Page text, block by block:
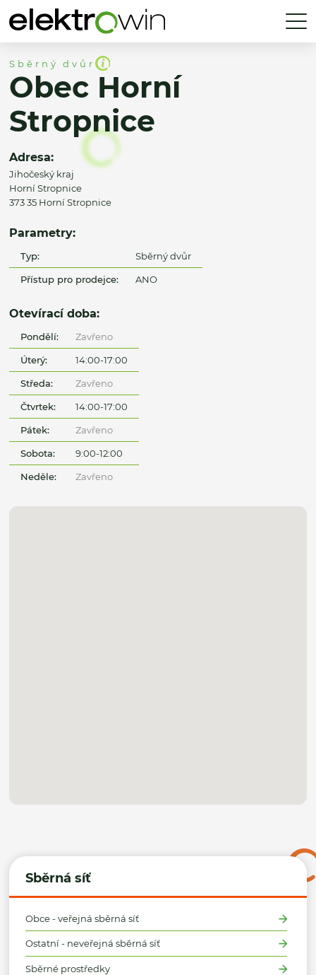
Sběrná síť
Obce - veřejná sběrná síť
Ostatní - neveřejná sběrná síť
Sběrné prostředky
Sběrný dvůr
Obec Horní
Stropnice
Adresa:
Jihočeský kraj
Horní Stropnice
373 35 Horní Stropnice
Parametry:
Typ: Sběrný dvůr
Přístup pro prodejce: ANO
Otevírací doba:
Pondělí: Zavřeno
Úterý: 14:00-17:00
Středa: Zavřeno
Čtvrtek: 14:00-17:00
Pátek: Zavřeno
Sobota: 9:00-12:00
Neděle: Zavřeno